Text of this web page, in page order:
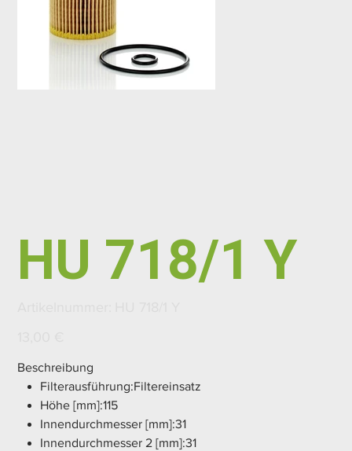
HU 718/1 Y
Beschreibung
Filterausführung:Filtereinsatz
Höhe [mm]:115
Innendurchmesser [mm]:31
Innendurchmesser 2 [mm]:31